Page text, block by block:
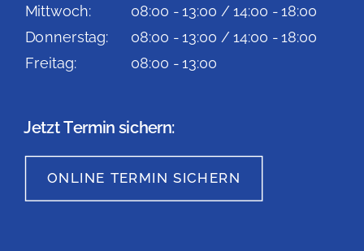
Mittwoch:
Donnerstag:
Freitag:
08:00 - 13:00 / 14:00 - 18:00
08:00 - 13:00 / 14:00 - 18:00
08:00 - 13:00
Jetzt Termin sichern:
ONLINE TERMIN SICHERN